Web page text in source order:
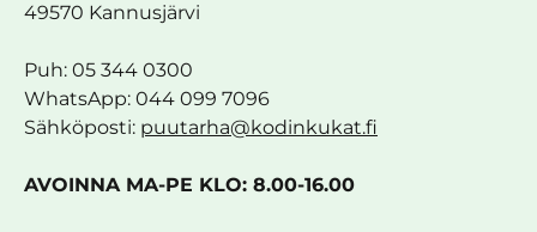
49570 Kannusjärvi
Puh: 05 344 0300
WhatsApp: 044 099 7096
Sähköposti: puutarha@kodinkukat.fi
AVOINNA MA-PE KLO: 8.00-16.00